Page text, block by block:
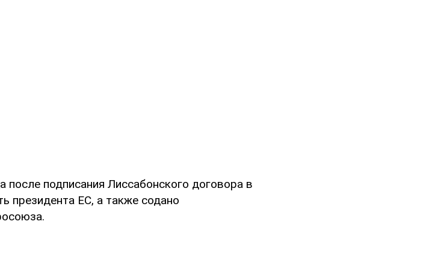
подписания Лиссабонского договора в
президента ЕС, а также содано